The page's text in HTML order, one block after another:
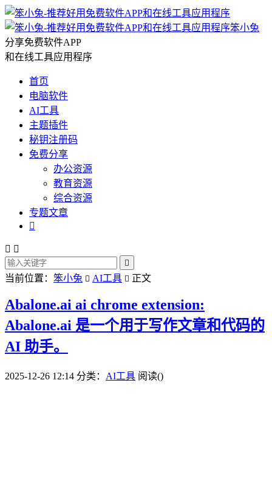
笨小兔
分享免费软件APP
和在线工具应用程序
首页
电脑软件
AI工具
主题插件
秘钥注册码
免费分享
办公资源
教育资源
综合资源
专题文章

 

当前位置： 笨小兔  AI工具  正文
Abalone.ai ai chrome extension:
Abalone.ai 是一个用于写作文章和代码的
AI 助手。
2025-12-26 12:14 分类： AI工具 阅读()